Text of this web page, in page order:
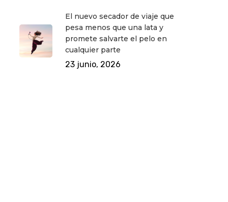
El nuevo secador de viaje que
pesa menos que una lata y
promete salvarte el pelo en
cualquier parte
23 junio, 2026